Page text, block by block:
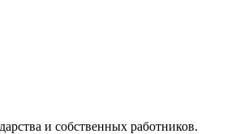
и собственных работников.